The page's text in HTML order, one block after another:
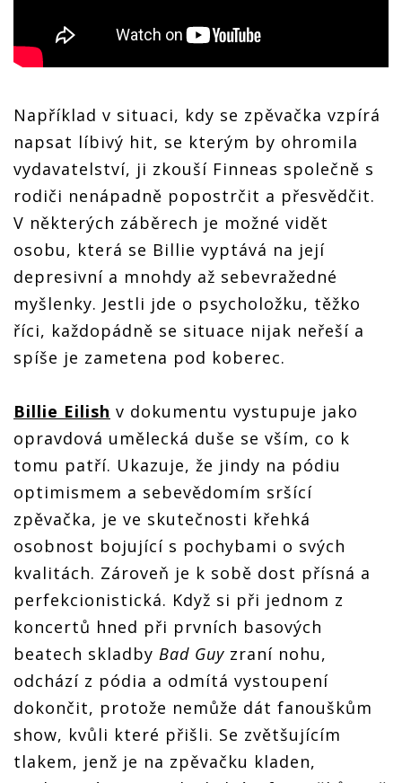
Například v situaci, kdy se zpěvačka vzpírá
napsat líbivý hit, se kterým by ohromila
vydavatelství, ji zkouší Finneas společně s
rodiči nenápadně popostrčit a přesvědčit.
V některých záběrech je možné vidět
osobu, která se Billie vyptává na její
depresivní a mnohdy až sebevražedné
myšlenky. Jestli jde o psycholožku, těžko
říci, každopádně se situace nijak neřeší a
spíše je zametena pod koberec.
Billie Eilish v dokumentu vystupuje jako
opravdová umělecká duše se vším, co k
tomu patří. Ukazuje, že jindy na pódiu
optimismem a sebevědomím sršící
zpěvačka, je ve skutečnosti křehká
osobnost bojující s pochybami o svých
kvalitách. Zároveň je k sobě dost přísná a
perfekcionistická. Když si při jednom z
koncertů hned při prvních basových
beatech skladby Bad Guy zraní nohu,
odchází z pódia a odmítá vystoupení
dokončit, protože nemůže dát fanouškům
show, kvůli které přišli. Se zvětšujícím
tlakem, jenž je na zpěvačku kladen,